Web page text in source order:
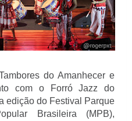
do Amanhecer e
com o Forró Jazz do
edição do Festival Parque
Brasileira (MPB),